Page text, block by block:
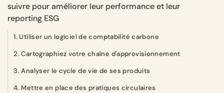
suivre pour améliorer leur performance et leur
reporting ESG
1. Utiliser un logiciel de comptabilité carbone
2. Cartographiez votre chaîne d'approvisionnement
3. Analyser le cycle de vie de ses produits
4. Mettre en place des pratiques circulaires